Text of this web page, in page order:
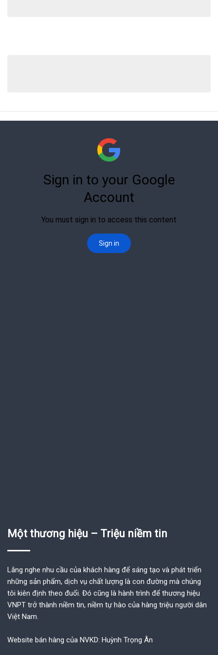
Một thương hiệu – Triệu niềm tin
Lắng nghe nhu cầu của khách hàng để sáng tạo và phát triển
những sản phẩm, dịch vụ chất lượng là con đường mà chúng
tôi kiên định theo đuổi. Đó cũng là hành trình để thương hiệu
VNPT trở thành niềm tin, niềm tự hào của hàng triệu người dân
Việt Nam.
Website bán hàng của NVKD: Huỳnh Trọng Ân